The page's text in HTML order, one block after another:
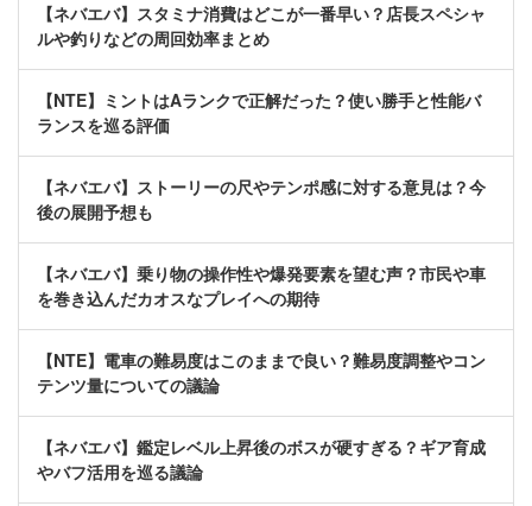
【ネバエバ】スタミナ消費はどこが一番早い？店長スペシャ
ルや釣りなどの周回効率まとめ
【NTE】ミントはAランクで正解だった？使い勝手と性能バ
ランスを巡る評価
【ネバエバ】ストーリーの尺やテンポ感に対する意見は？今
後の展開予想も
【ネバエバ】乗り物の操作性や爆発要素を望む声？市民や車
を巻き込んだカオスなプレイへの期待
【NTE】電車の難易度はこのままで良い？難易度調整やコン
テンツ量についての議論
【ネバエバ】鑑定レベル上昇後のボスが硬すぎる？ギア育成
やバフ活用を巡る議論